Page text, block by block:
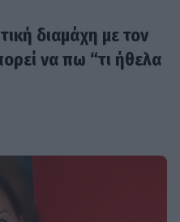
διαμάχη με τον
να πω “τι ήθελα